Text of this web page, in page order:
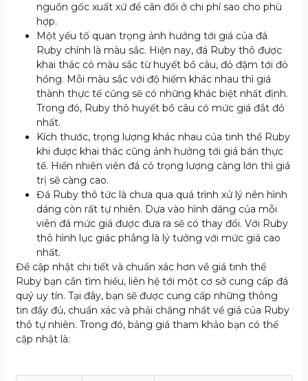
nguồn gốc xuất xứ để cân đối ở chi phí sao cho phù
hợp.
Một yếu tố quan trọng ảnh hưởng tới giá của đá
Ruby chính là màu sắc. Hiện nay, đá Ruby thô được
khai thác có màu sắc từ huyết bồ câu, đỏ đậm tới đỏ
hồng. Mỗi màu sắc với độ hiếm khác nhau thì giá
thành thực tế cũng sẽ có những khác biệt nhất định.
Trong đó, Ruby thô huyết bồ câu có mức giá đắt đỏ
nhất.
Kích thước, trọng lượng khác nhau của tinh thể Ruby
khi được khai thác cũng ảnh hưởng tới giá bán thực
tế. Hiển nhiên viên đá có trọng lượng càng lớn thì giá
trị sẽ càng cao.
Đá Ruby thô tức là chưa qua quá trình xử lý nên hình
dáng còn rất tự nhiên. Dựa vào hình dáng của mỗi
viên đá mức giá được đưa ra sẽ có thay đổi. Với Ruby
thô hình lục giác phẳng là lý tưởng với mức giá cao
nhất.
Để cập nhật chi tiết và chuẩn xác hơn về giá tinh thể
Ruby bạn cần tìm hiểu, liên hệ tới một cơ sở cung cấp đá
quý uy tín. Tại đây, bạn sẽ được cung cấp những thông
tin đầy đủ, chuẩn xác và phải chăng nhất về giá của Ruby
thô tự nhiên. Trong đó, bảng giá tham khảo bạn có thể
cập nhật là: